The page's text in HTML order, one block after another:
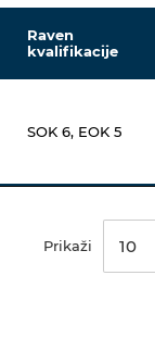
Raven
kvalifikacije
SOK 6, EOK 5
Prikaži 10